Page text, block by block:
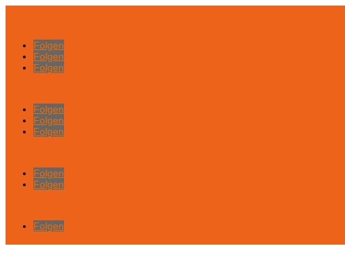
Folgen
Folgen
Folgen
Folgen
Folgen
Folgen
Folgen
Folgen
Folgen